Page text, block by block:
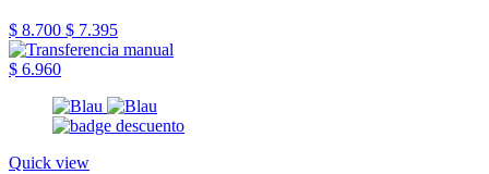
$ 8.700 $ 7.395
$ 6.960
Quick view